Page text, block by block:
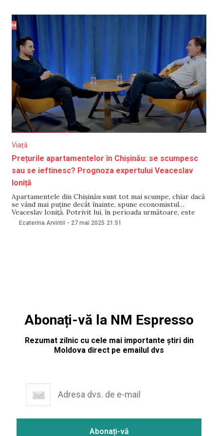
Viață
Prețurile apartamentelor în Chișinău: se scumpesc
sau se ieftinesc? Prognoza expertului Veaceslav
Ioniță
Apartamentele din Chișinău sunt tot mai scumpe, chiar dacă
se vând mai puține decât înainte, spune economistul
Veaceslav Ioniță. Potrivit lui, în perioada următoare, este
puțin probabil ca prețurile să scadă. Cel mai probabil, ele
vor continua să crească, dar mai lent, a explicat expertul în
Ecaterina Arvintii - 27 mai 2025 21:51
Abonați-vă la NM Espresso
Rezumat zilnic cu cele mai importante știri din
Moldova direct pe emailul dvs